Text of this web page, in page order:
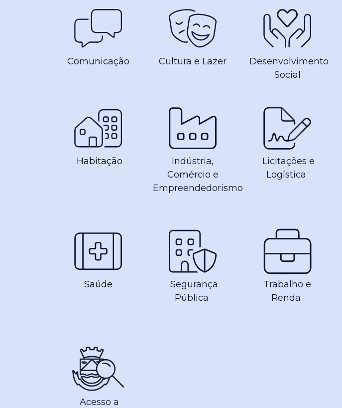
Comunicação Cultura e Lazer
Desenvolvimento
Social
Habitação
Indústria,
Comércio e
Empreendedorismo
Licitações e
Logística
Saúde
Segurança
Pública
Trabalho e
Renda
Acesso a